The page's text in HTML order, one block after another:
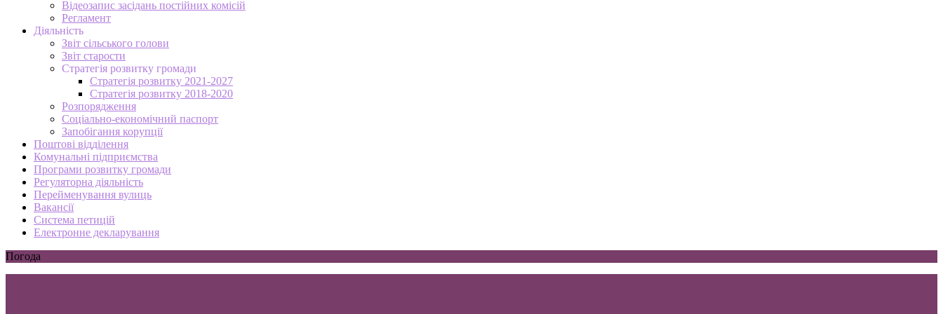
Відеозапис засідань постійних комісій
Регламент
Діяльність
Звіт сільського голови
Звіт старости
Стратегія розвитку громади
Стратегія розвитку 2021-2027
Стратегія розвитку 2018-2020
Розпорядження
Соціально-економічний паспорт
Запобігання корупції
Поштові відділення
Комунальні підприємства
Програми розвитку громади
Регуляторна діяльність
Перейменування вулиць
Вакансії
Система петицій
Електронне декларування
Погода